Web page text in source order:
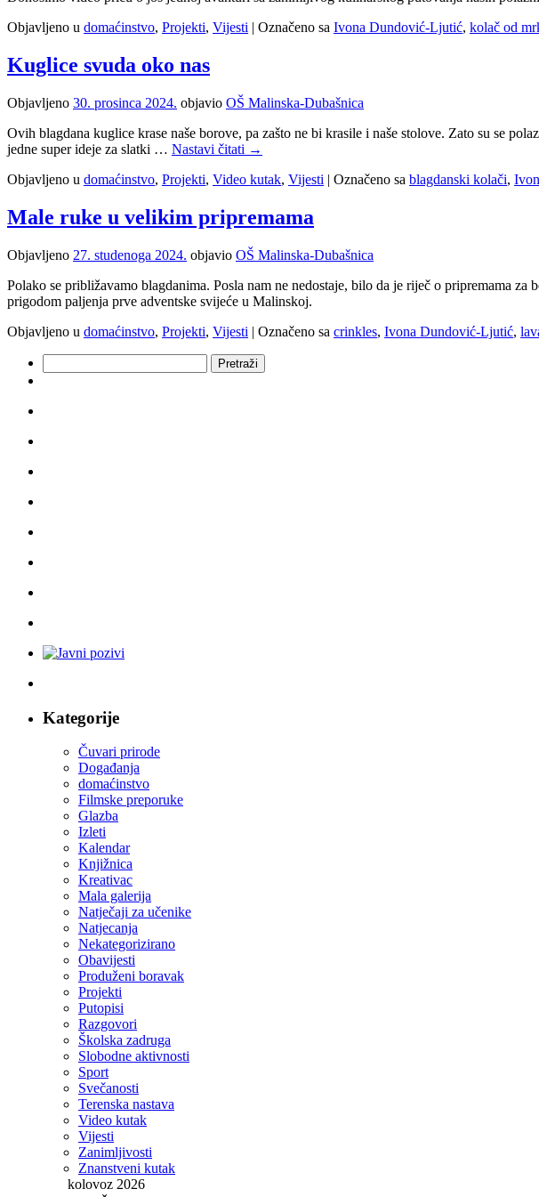
Objavljeno u domaćinstvo, Projekti, Vijesti | Označeno sa Ivona Dundović-Ljutić, kolač od
Kuglice svuda oko nas
Objavljeno 30. prosinca 2024. objavio OŠ Malinska-Dubašnica
Ovih blagdana kuglice krase naše borove, pa zašto ne bi krasile i naše stolove. Zato su se
jedne super ideje za slatki … Nastavi čitati →
Objavljeno u domaćinstvo, Projekti, Video kutak, Vijesti | Označeno sa blagdanski kolači,
Male ruke u velikim pripremama
Objavljeno 27. studenoga 2024. objavio OŠ Malinska-Dubašnica
Polako se približavamo blagdanima. Posla nam ne nedostaje, bilo da je riječ o pripremama
prigodom paljenja prve adventske svijeće u Malinskoj.
Objavljeno u domaćinstvo, Projekti, Vijesti | Označeno sa crinkles, Ivona Dundović-Ljutić,
Kategorije
Čuvari prirode
Događanja
domaćinstvo
Filmske preporuke
Glazba
Izleti
Kalendar
Knjižnica
Kreativac
Mala galerija
Natječaji za učenike
Natjecanja
Nekategorizirano
Obavijesti
Produženi boravak
Projekti
Putopisi
Razgovori
Školska zadruga
Slobodne aktivnosti
Sport
Svečanosti
Terenska nastava
Video kutak
Vijesti
Zanimljivosti
Znanstveni kutak
kolovoz 2026